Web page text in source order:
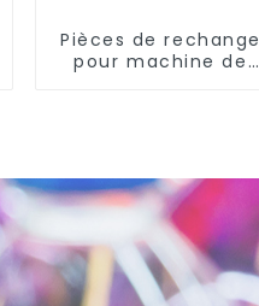
Pièces de rechange
pour machine de